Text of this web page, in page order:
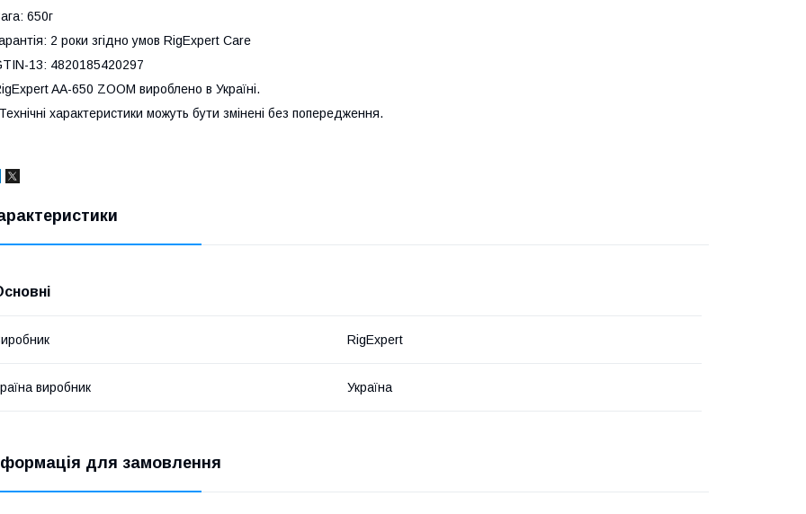
650г
2 роки згідно умов RigExpert Care
13: 4820185420297
AA-650 ZOOM вироблено в Україні.
характеристики можуть бути змінені без попередження.
RigExpert
виробник Україна
для замовлення